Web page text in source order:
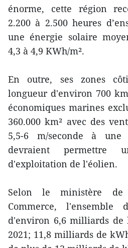
énorme, cette région
2.200 à 2.500 heures
une énergie solaire
4,3 à 4,9 KWh/m².
En outre, ses zones
longueur d'environ 700
économiques marines
360.000 km² avec des
5,5-6 m/seconde à
devraient permettre
d'exploitation de l'éolien.
Selon le ministère
Commerce, l'ensemble
d'environ 6,6 milliards de
2021; 11,8 milliards de